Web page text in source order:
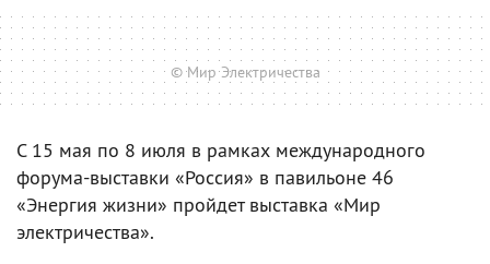
© Мир Электричества
С 15 мая по 8 июля в рамках международного
форума-выставки «Россия» в павильоне 46
«Энергия жизни» пройдет выставка «Мир
электричества».